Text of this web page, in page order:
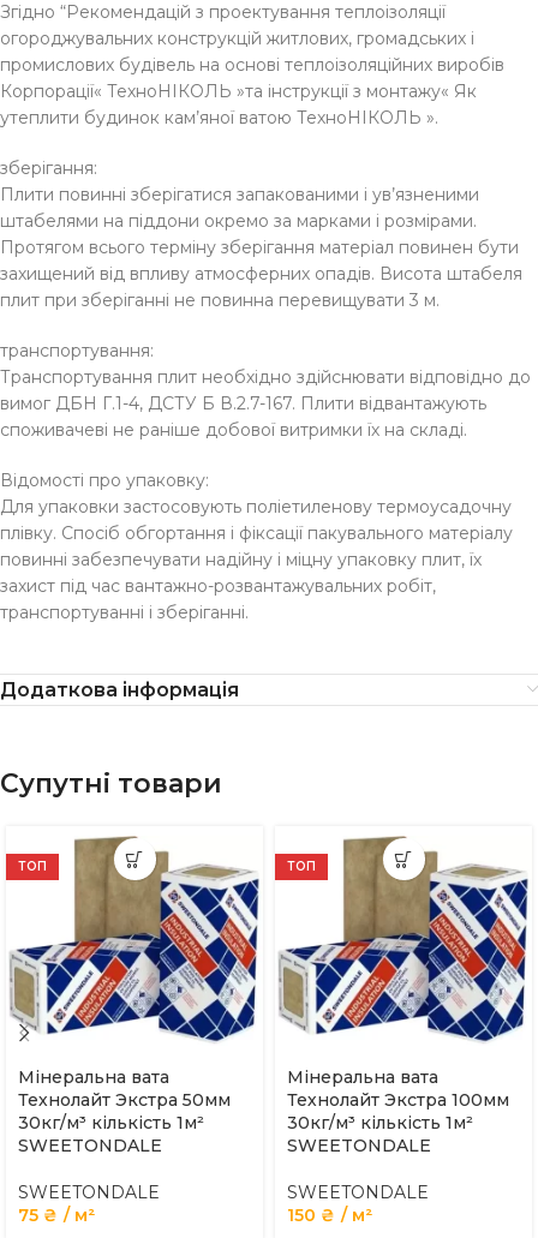
Згідно “Рекомендацій з проектування теплоізоляції
огороджувальних конструкцій житлових, громадських і
промислових будівель на основі теплоізоляційних виробів
Корпорації« ТехноНІКОЛЬ »та інструкції з монтажу« Як
утеплити будинок кам’яної ватою ТехноНІКОЛЬ ».
зберігання:
Плити повинні зберігатися запакованими і ув’язненими
штабелями на піддони окремо за марками і розмірами.
Протягом всього терміну зберігання матеріал повинен бути
захищений від впливу атмосферних опадів. Висота штабеля
плит при зберіганні не повинна перевищувати 3 м.
транспортування:
Транспортування плит необхідно здійснювати відповідно до
вимог ДБН Г.1-4, ДСТУ Б В.2.7-167. Плити відвантажують
споживачеві не раніше добової витримки їх на складі.
Відомості про упаковку:
Для упаковки застосовують поліетиленову термоусадочну
плівку. Спосіб обгортання і фіксації пакувального матеріалу
повинні забезпечувати надійну і міцну упаковку плит, їх
захист під час вантажно-розвантажувальних робіт,
транспортуванні і зберіганні.
Додаткова інформація
Супутні товари
ТОП
Мінеральна вата
Технолайт Экстра 50мм
30кг/м³ кількість 1м²
SWEETONDALE
SWEETONDALE
75 ₴ м²
ТОП
Мінеральна вата
Технолайт Экстра 100мм
30кг/м³ кількість 1м²
SWEETONDALE
SWEETONDALE
150 ₴ м²